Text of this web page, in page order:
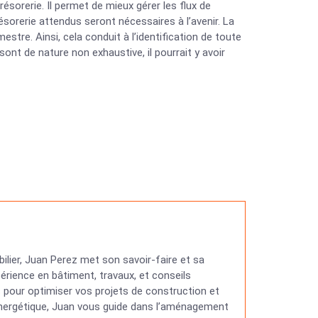
Il permet de mieux gérer les flux de
attendus seront nécessaires à l’avenir. La
Ainsi, cela conduit à l’identification de toute
de nature non exhaustive, il pourrait y avoir
Juan Perez met son savoir-faire et sa
en bâtiment, travaux, et conseils
optimiser vos projets de construction et
Juan vous guide dans l’aménagement